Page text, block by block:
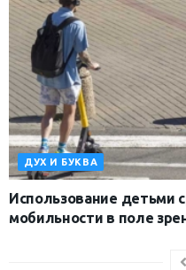
ДУХ И БУКВА
Использование детьми
мобильности в поле